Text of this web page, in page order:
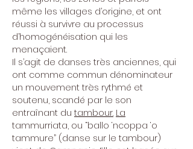
même les villages d’origine, et ont
réussi à survivre au processus
d’homogénéisation qui les
menaçaient.
Il s’agit de danses très anciennes, qui
ont comme commun dénominateur
un mouvement très rythmé et
soutenu, scandé par le son
entraînant du tambour. La
tammurriata, ou “ballo ‘ncoppa ‘o
tammure” (danse sur le tambour)